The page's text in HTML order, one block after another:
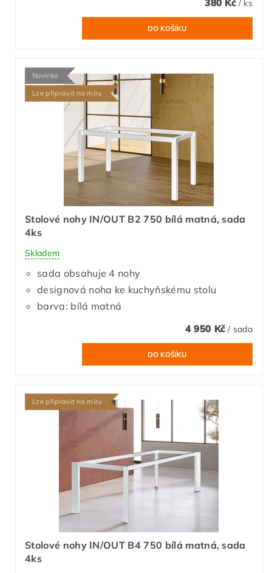
/ ks
Novinka
Lze připravit na míru
Stolové nohy IN/OUT B2 750 bílá matná, sada
4ks
Skladem
sada obsahuje 4 nohy
designová noha ke kuchyňskému stolu
barva: bílá matná
4 950 Kč/ sada
Lze připravit na míru
Stolové nohy IN/OUT B4 750 bílá matná, sada
4ks